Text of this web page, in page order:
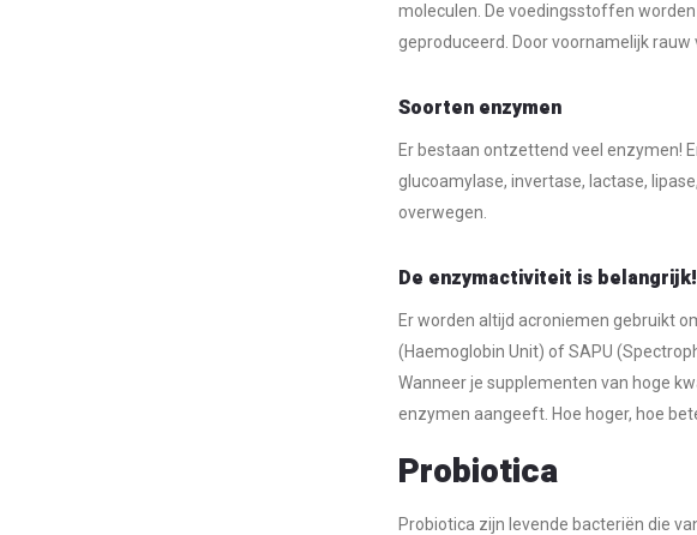
moleculen. De voedingsstoffen
geproduceerd. Door voornamelijk
Soorten enzymen
Er bestaan ontzettend veel enzymen!
glucoamylase, invertase, lactase,
overwegen.
De enzymactiviteit is belangrijk!
Er worden altijd acroniemen gebruikt
(Haemoglobin Unit) of SAPU
Wanneer je supplementen van hoge
enzymen aangeeft. Hoe hoger, hoe
Probiotica
Probiotica zijn levende bacteriën die